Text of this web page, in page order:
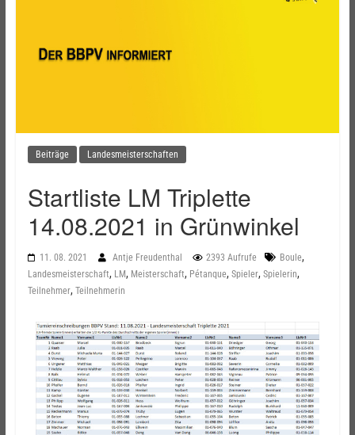
Beiträge Landesmeisterschaften
Startliste LM Triplette
14.08.2021 in Grünwinkel
11. 08. 2021 Antje Freudenthal 2393 Aufrufe Boule,
Landesmeisterschaft, LM, Meisterschaft, Pétanque, Spieler, Spielerin,
Teilnehmer, Teilnehmerin